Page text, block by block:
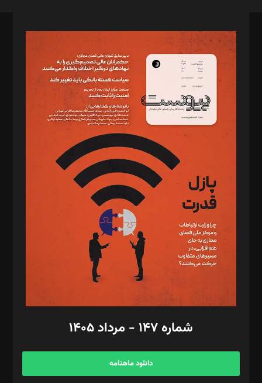
مدیر مسئول: محمدباقر اثنی‌عشری
سردبیر: مهرک محمودی
دبیر تحریریه: میثم قاسمی
د‌بیر ناداستان: سمانه سمیع
د‌بیر خدمت و تجارت: ابوالفضل رجبی
د‌بیر حقوق فناوری: حسام‌الدین ایپکچی
د‌بیر پیوست جهان: مینا پاکدل
د‌بیر تحریریه آنلاین: بابک نقاش
تحریریه‌: مجتبی محمود‌ی، آرش برهمند، یسنا امان‌پور، سروش کرمیان،
مصطفی مسجدی آرانی، ابوالفضل رجبی، زهرا فکرانه، فائزه فتحی
رستمی،مصطفی باستان
ویرایش: نگار استاد‌‌آقا
طراح یونیفرم: مجید توکلی
فیلمبرداری و عکاسی: امیر شفیعی، مانی لطفی زاده
گرافیک و صفحه‌آرایی: سید‌سبحان‌علی ثابت
مد‌یر توسعه تجاری: کامبیز برید‌
امور مالی: شاپور رهبری، محمد‌ کاظمی‌نیا
آگهی و مشترکین: ۰۹۱۹۹۹۹۰۴۵۴
شماره ۱۴۷ - مرداد ۱۴۰۵
دانلود ماهنامه